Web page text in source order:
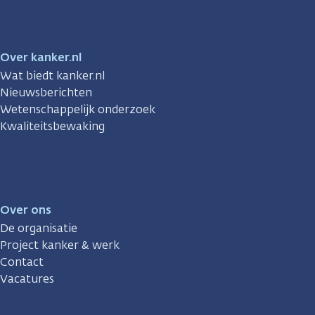
Over kanker.nl
Wat biedt kanker.nl
Nieuwsberichten
Wetenschappelijk onderzoek
Kwaliteitsbewaking
Over ons
De organisatie
Project kanker & werk
Contact
Vacatures